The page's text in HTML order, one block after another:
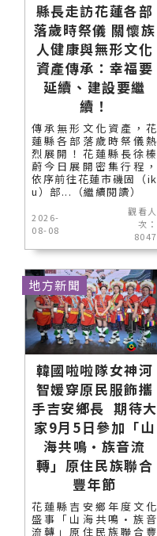
縣長走訪花蓮各部
落歲時祭儀 關懷族
人健康與無形文化
資產傳承：幸福要
延續、建設要繼
續！
傳承無形文化資產，花
蓮縣各部落歲時祭儀熱
烈展開！花蓮縣長徐榛
蔚今日展開密集行程，
依序前往花蓮市磯固（ik
u）部...（繼續閱讀）
2026-
08-08
觀看人
次：
8047
韓國啦啦隊女神河
智媛穿原民服飾攜
手吉安鄉長 期待大
家9月5日參加「山
海共鳴•族音流
轉」原住民族聯合
豐年節
花蓮縣吉安鄉年度文化
盛事「山海共鳴•族音
流轉」原住民族聯合豐
地方新聞